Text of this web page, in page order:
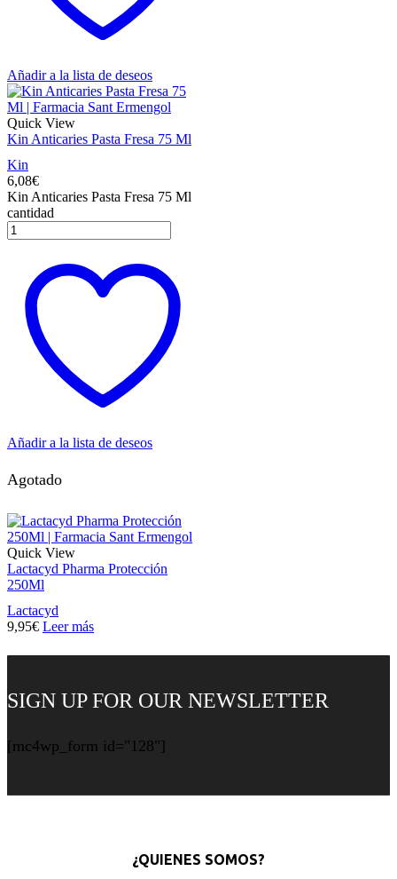
Añadir a la lista de deseos
Quick View
Kin Anticaries Pasta Fresa 75 Ml
Kin
6,08€
Kin Anticaries Pasta Fresa 75 Ml
cantidad
Añadir a la lista de deseos
Agotado
Quick View
Lactacyd Pharma Protección
250Ml
Lactacyd
9,95€ Leer más
SIGN UP FOR OUR NEWSLETTER
[mc4wp_form id="128"]
¿QUIENES SOMOS?